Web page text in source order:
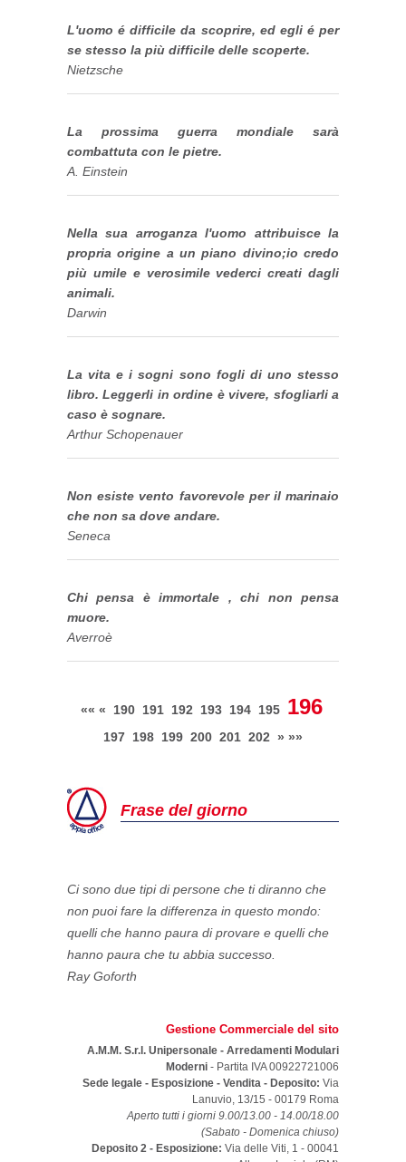
L'uomo é difficile da scoprire, ed egli é per
se stesso la più difficile delle scoperte.
Nietzsche
La prossima guerra mondiale sarà
combattuta con le pietre.
A. Einstein
Nella sua arroganza l'uomo attribuisce la
propria origine a un piano divino;io credo
più umile e verosimile vederci creati dagli
animali.
Darwin
La vita e i sogni sono fogli di uno stesso
libro. Leggerli in ordine è vivere, sfogliarli a
caso è sognare.
Arthur Schopenauer
Non esiste vento favorevole per il marinaio
che non sa dove andare.
Seneca
Chi pensa è immortale , chi non pensa
muore.
Averroè
«« « 190 191 192 193 194 195 196
197 198 199 200 201 202 » »»
Frase del giorno
Ci sono due tipi di persone che ti diranno che
non puoi fare la differenza in questo mondo:
quelli che hanno paura di provare e quelli che
hanno paura che tu abbia successo.
Ray Goforth
Gestione Commerciale del sito
A.M.M. S.r.l. Unipersonale - Arredamenti Modulari
Moderni - Partita IVA 00922721006
Sede legale - Esposizione - Vendita - Deposito: Via
Lanuvio, 13/15 - 00179 Roma
Aperto tutti i giorni 9.00/13.00 - 14.00/18.00
(Sabato - Domenica chiuso)
Deposito 2 - Esposizione: Via delle Viti, 1 - 00041